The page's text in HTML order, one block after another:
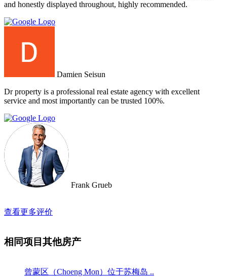
and honestly displayed throughout, highly recommended.
Damien Seisun
Dr property is a professional real estate agency with excellent
service and most importantly can be trusted 100%.
Frank Grueb
查看更多评价
相同项目其他房产
曾蒙区（Choeng Mon）位于苏梅岛 ..